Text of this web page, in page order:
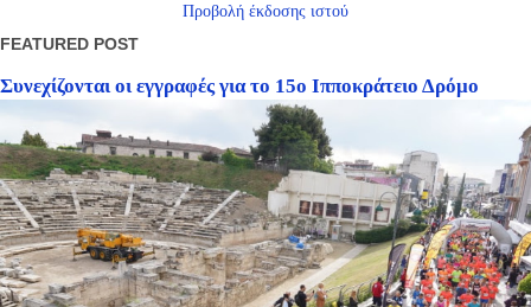
Προβολή έκδοσης ιστού
FEATURED POST
Συνεχίζονται οι εγγραφές για το 15ο Ιπποκράτειο Δρόμο